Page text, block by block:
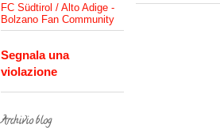
FC Südtirol / Alto Adige -
Bolzano Fan Community
Segnala una
violazione
Archivio blog